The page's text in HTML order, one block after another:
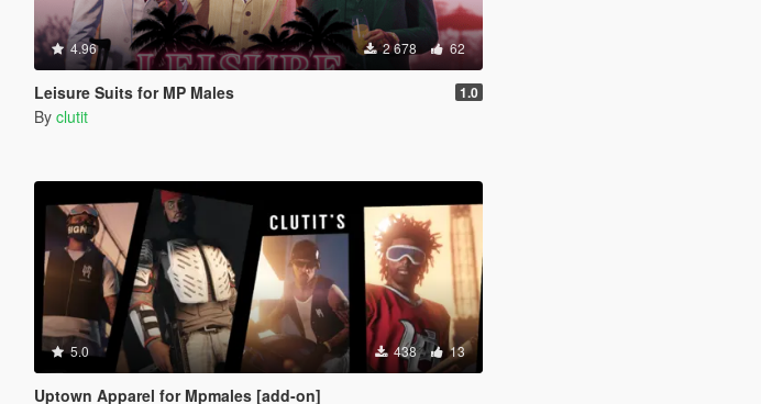
4.96 2 678 62
Leisure Suits for MP Males 1.0
By clutit
5.0 438 13
Uptown Apparel for Mpmales [add-on]